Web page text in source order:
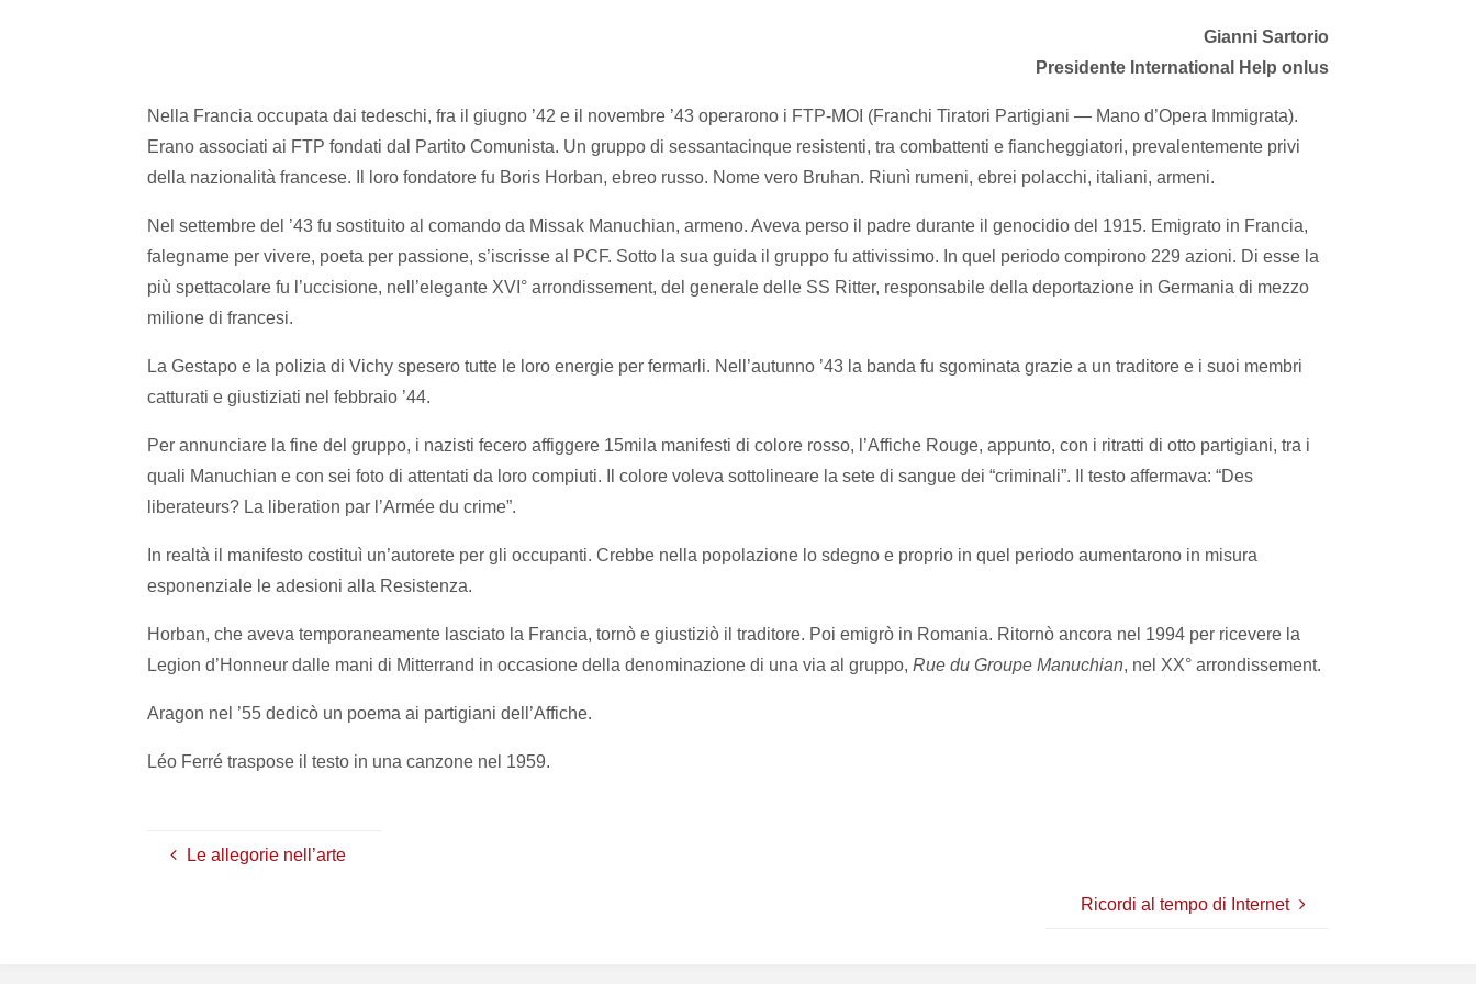
Gianni Sartorio
Presidente International Help onlus
Nella Francia occupata dai tedeschi, fra il giugno ’42 e il novembre ’43 operarono i FTP-MOI (Franchi Tiratori Partigiani — Mano d’Opera Immigrata).
Erano associati ai FTP fondati dal Partito Comunista. Un gruppo di sessantacinque resistenti, tra combattenti e fiancheggiatori, prevalentemente privi
della nazionalità francese. Il loro fondatore fu Boris Horban, ebreo russo. Nome vero Bruhan. Riunì rumeni, ebrei polacchi, italiani, armeni.
Nel settembre del ’43 fu sostituito al comando da Missak Manuchian, armeno. Aveva perso il padre durante il genocidio del 1915. Emigrato in Francia,
falegname per vivere, poeta per passione, s’iscrisse al PCF. Sotto la sua guida il gruppo fu attivissimo. In quel periodo compirono 229 azioni. Di esse la
più spettacolare fu l’uccisione, nell’elegante XVI° arrondissement, del generale delle SS Ritter, responsabile della deportazione in Germania di mezzo
milione di francesi.
La Gestapo e la polizia di Vichy spesero tutte le loro energie per fermarli. Nell’autunno ’43 la banda fu sgominata grazie a un traditore e i suoi membri
catturati e giustiziati nel febbraio ’44.
Per annunciare la fine del gruppo, i nazisti fecero affiggere 15mila manifesti di colore rosso, l’Affiche Rouge, appunto, con i ritratti di otto partigiani, tra i
quali Manuchian e con sei foto di attentati da loro compiuti. Il colore voleva sottolineare la sete di sangue dei “criminali”. Il testo affermava: “Des
liberateurs? La liberation par l’Armée du crime”.
In realtà il manifesto costituì un’autorete per gli occupanti. Crebbe nella popolazione lo sdegno e proprio in quel periodo aumentarono in misura
esponenziale le adesioni alla Resistenza.
Horban, che aveva temporaneamente lasciato la Francia, tornò e giustiziò il traditore. Poi emigrò in Romania. Ritornò ancora nel 1994 per ricevere la
Legion d’Honneur dalle mani di Mitterrand in occasione della denominazione di una via al gruppo,Rue du Groupe Manuchian, nel XX° arrondissement.
Aragon nel ’55 dedicò un poema ai partigiani dell’Affiche.
Léo Ferré traspose il testo in una canzone nel 1959.
Le allegorie nell’arte
Ricordi al tempo di Internet